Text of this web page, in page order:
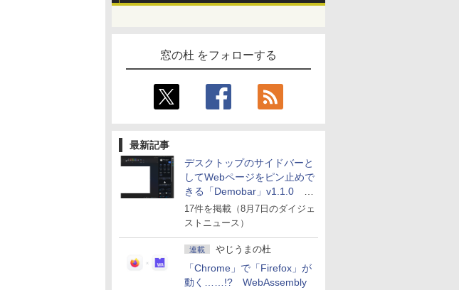
窓の杜 をフォローする
最新記事
デスクトップのサイドバーと
してWebページをピン止めで
きる「Demobar」v1.1.0 ほ
か
17件を掲載（8月7日のダイジェ
ストニュース）
連載 やじうまの杜
「Chrome」で「Firefox」が
動く……!? WebAssembly